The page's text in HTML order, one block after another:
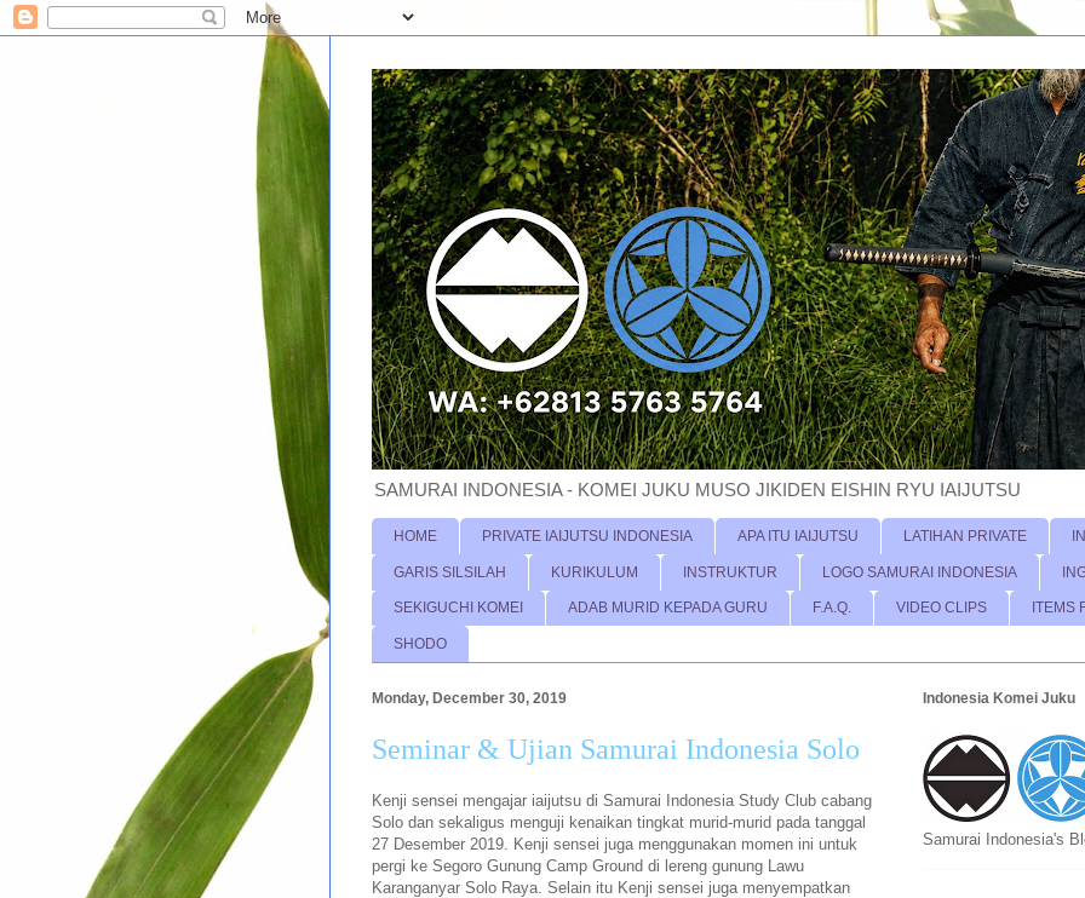
SAMURAI INDONESIA - KOMEI JUKU MUSO JIKIDEN EISHIN RYU IAIJUTSU
HOME PRIVATE IAIJUTSU INDONESIA APA ITU IAIJUTSU LATIHAN PRIVATE
GARIS SILSILAH KURIKULUM INSTRUKTUR LOGO SAMURAI INDONESIA
SEKIGUCHI KOMEI ADAB MURID KEPADA GURU F.A.Q. VIDEO CLIPS ITEMS
SHODO
Monday, December 30, 2019
Seminar & Ujian Samurai Indonesia Solo
Kenji sensei mengajar iaijutsu di Samurai Indonesia Study Club cabang
Solo dan sekaligus menguji kenaikan tingkat murid-murid pada tanggal
27 Desember 2019. Kenji sensei juga menggunakan momen ini untuk
pergi ke Segoro Gunung Camp Ground di lereng gunung Lawu
Karanganyar Solo Raya. Selain itu Kenji sensei juga menyempatkan
Indonesia Komei Juku
Samurai Indonesia's